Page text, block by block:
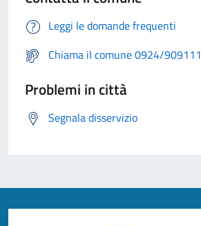
Leggi le domande frequenti
Chiama il comune 0924/909111
Problemi in città
Segnala disservizio